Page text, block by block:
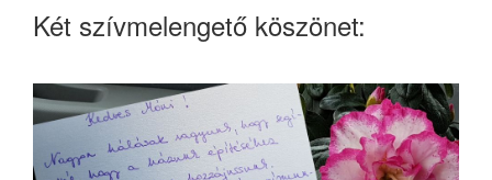
Két szívmelengető köszönet: